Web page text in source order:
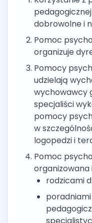
dobrowolne i
Pomoc
organizuje
Pomocy
udzielają
wychowawcy
specjaliści
pomocy
w
logopedzi i
Pomoc
organizowana
rodzicami